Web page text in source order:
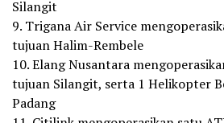
Silangit
9. Trigana Air Service
tujuan Halim-Rembele
10. Elang Nusantara
tujuan Silangit, serta 1 Helikopter
Padang